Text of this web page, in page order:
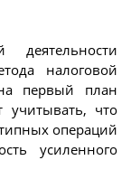
деятельности
налоговой
первый план
учитывать, что
операций
усиленного